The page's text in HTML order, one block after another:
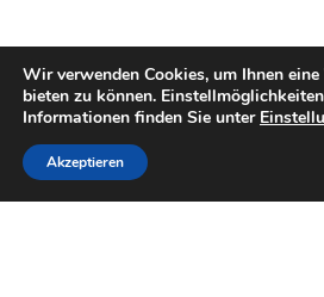
Wir verwenden Cookies, um Ihnen
bieten zu können.
Informationen finden Sie unter
Akzeptieren